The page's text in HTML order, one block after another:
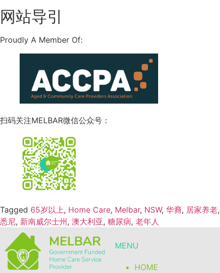
网站导引
Proudly A Member Of:
扫码关注MELBAR微信公众号：
Tagged 65岁以上, Home Care, Melbar, NSW, 华裔, 居家养老,
悉尼, 新南威尔士州, 澳大利亚, 糖尿病, 老年人
MENU
HOME